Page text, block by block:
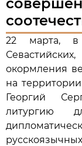
22 марта,
окормления
на
Георгий
литургию